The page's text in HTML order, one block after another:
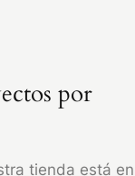
por
tienda está en